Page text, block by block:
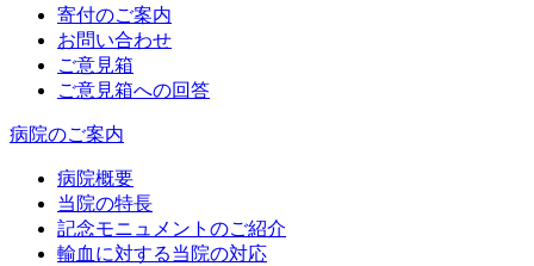
寄付のご案内
お問い合わせ
ご意見箱
ご意見箱への回答
病院のご案内
病院概要
当院の特長
記念モニュメントのご紹介
輸血に対する当院の対応